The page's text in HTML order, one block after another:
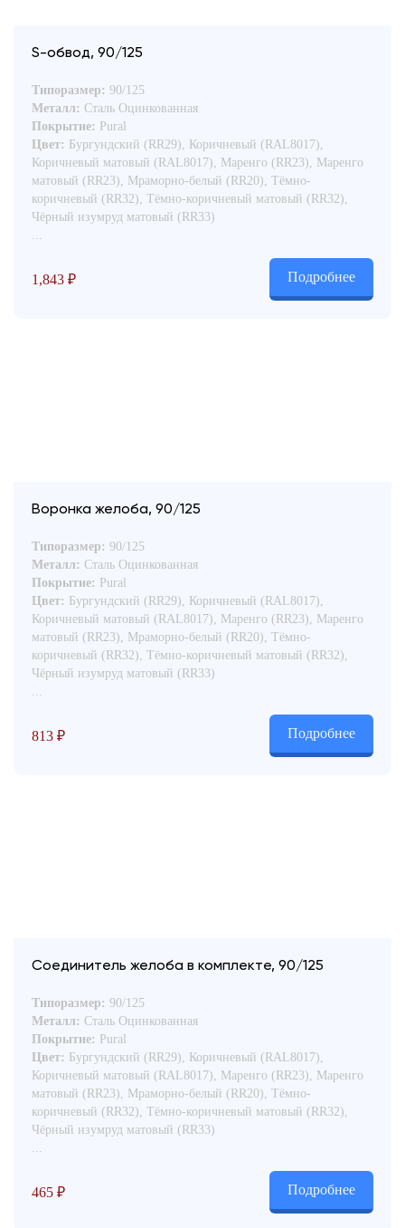
S-обвод, 90/125
Типоразмер: 90/125
Металл: Сталь Оцинкованная
Покрытие: Pural
Цвет: Бургундский (RR29), Коричневый (RAL8017),
Коричневый матовый (RAL8017), Маренго (RR23), Маренго
матовый (RR23), Мраморно-белый (RR20), Тёмно-
коричневый (RR32), Тёмно-коричневый матовый (RR32),
Чёрный изумруд матовый (RR33)
...
1,843 ₽ Подробнее
Воронка желоба, 90/125
Типоразмер: 90/125
Металл: Сталь Оцинкованная
Покрытие: Pural
Цвет: Бургундский (RR29), Коричневый (RAL8017),
Коричневый матовый (RAL8017), Маренго (RR23), Маренго
матовый (RR23), Мраморно-белый (RR20), Тёмно-
коричневый (RR32), Тёмно-коричневый матовый (RR32),
Чёрный изумруд матовый (RR33)
...
813 ₽ Подробнее
Соединитель желоба в комплекте, 90/125
Типоразмер: 90/125
Металл: Сталь Оцинкованная
Покрытие: Pural
Цвет: Бургундский (RR29), Коричневый (RAL8017),
Коричневый матовый (RAL8017), Маренго (RR23), Маренго
матовый (RR23), Мраморно-белый (RR20), Тёмно-
коричневый (RR32), Тёмно-коричневый матовый (RR32),
Чёрный изумруд матовый (RR33)
...
465 ₽ Подробнее